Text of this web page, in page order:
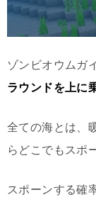
ゾンビオウムガ
ラウンドを上に
全ての海とは、
らどこでもスポ
スポーンする確